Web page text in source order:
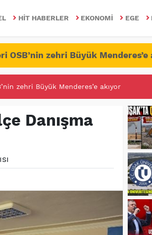
HIT HABERLER EKONOMI EGE
OSB’nin zehri Büyük Menderes’e
İLE YALANDAN MÜCADELE!
Danışma